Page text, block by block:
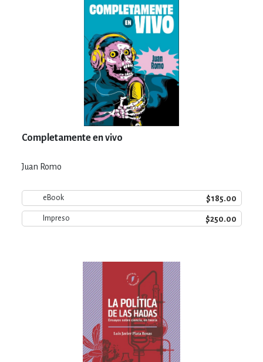
Completamente en vivo
Juan Romo
eBook $185.00
Impreso $250.00